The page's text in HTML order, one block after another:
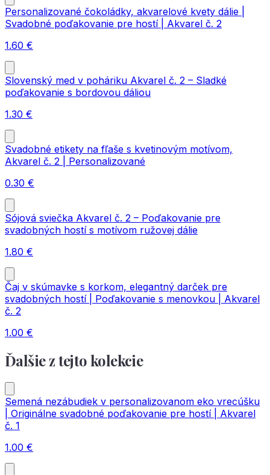
Personalizované čokoládky, akvarelové kvety dálie |
Svadobné poďakovanie pre hostí | Akvarel č. 2
1.60 €
Slovenský med v poháriku Akvarel č. 2 – Sladké
poďakovanie s bordovou dáliou
1.30 €
Svadobné etikety na fľaše s kvetinovým motívom,
Akvarel č. 2 | Personalizované
0.30 €
Sójová sviečka Akvarel č. 2 – Poďakovanie pre
svadobných hostí s motívom ružovej dálie
1.80 €
Čaj v skúmavke s korkom, elegantný darček pre
svadobných hostí | Poďakovanie s menovkou | Akvarel
č. 2
1.00 €
Ďalšie z tejto kolekcie
Semená nezábudiek v personalizovanom eko vrecúšku
| Originálne svadobné poďakovanie pre hostí | Akvarel
č. 1
1.00 €